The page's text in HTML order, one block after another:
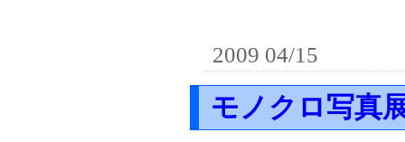
2009 04/15
モノクロ写真